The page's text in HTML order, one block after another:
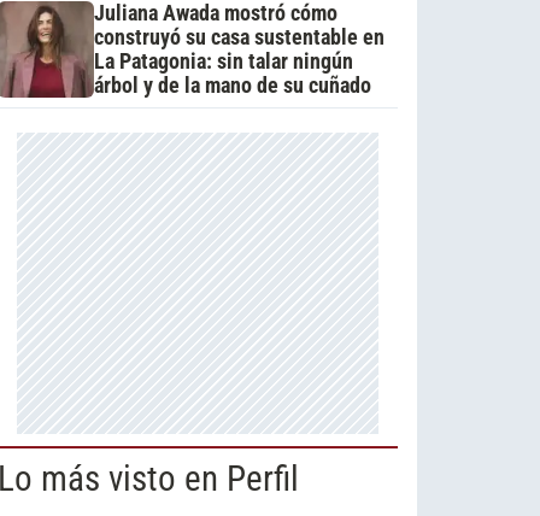
Juliana Awada mostró cómo
construyó su casa sustentable en
La Patagonia: sin talar ningún
árbol y de la mano de su cuñado
más visto en Perfil